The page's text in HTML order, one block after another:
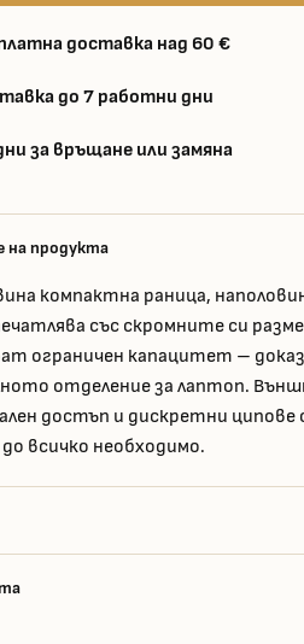
доставка над 60 €
до 7 работни дни
за връщане или замяна
на продукта
компактна раница,
със скромните си
ограничен капацитет –
отделение за лаптоп.
достъп и дискретни ципове
всичко необходимо.